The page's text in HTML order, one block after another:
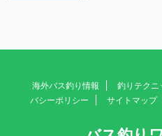
海外バス釣り情報 釣りテクニ
バシーポリシー
サイトマップ